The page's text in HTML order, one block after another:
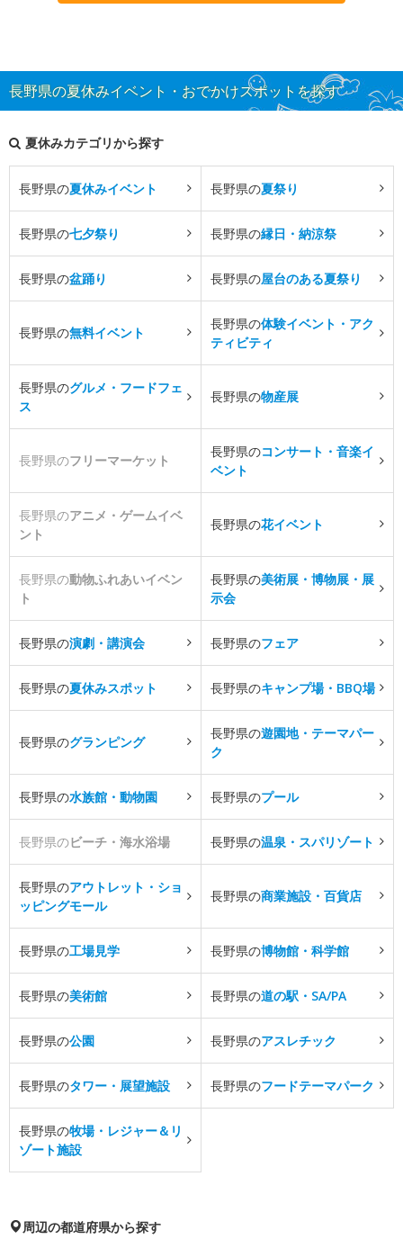
長野県の夏休みイベント・おでかけスポットを探す
夏休みカテゴリから探す
長野県の夏休みイベント 長野県の夏祭り
長野県の七夕祭り 長野県の縁日・納涼祭
長野県の盆踊り 長野県の屋台のある夏祭り
長野県の無料イベント
長野県の体験イベント・アク
ティビティ
長野県のグルメ・フードフェ
ス
長野県の物産展
長野県のフリーマーケット
長野県のコンサート・音楽イ
ベント
長野県のアニメ・ゲームイベ
ント
長野県の花イベント
長野県の動物ふれあいイベン
ト
長野県の美術展・博物展・展
示会
長野県の演劇・講演会 長野県のフェア
長野県の夏休みスポット 長野県のキャンプ場・BBQ場
長野県のグランピング
長野県の遊園地・テーマパー
ク
長野県の水族館・動物園 長野県のプール
長野県のビーチ・海水浴場 長野県の温泉・スパリゾート
長野県のアウトレット・ショ
ッピングモール
長野県の商業施設・百貨店
長野県の工場見学 長野県の博物館・科学館
長野県の美術館 長野県の道の駅・SA/PA
長野県の公園 長野県のアスレチック
長野県のタワー・展望施設 長野県のフードテーマパーク
長野県の牧場・レジャー＆リ
ゾート施設
周辺の都道府県から探す